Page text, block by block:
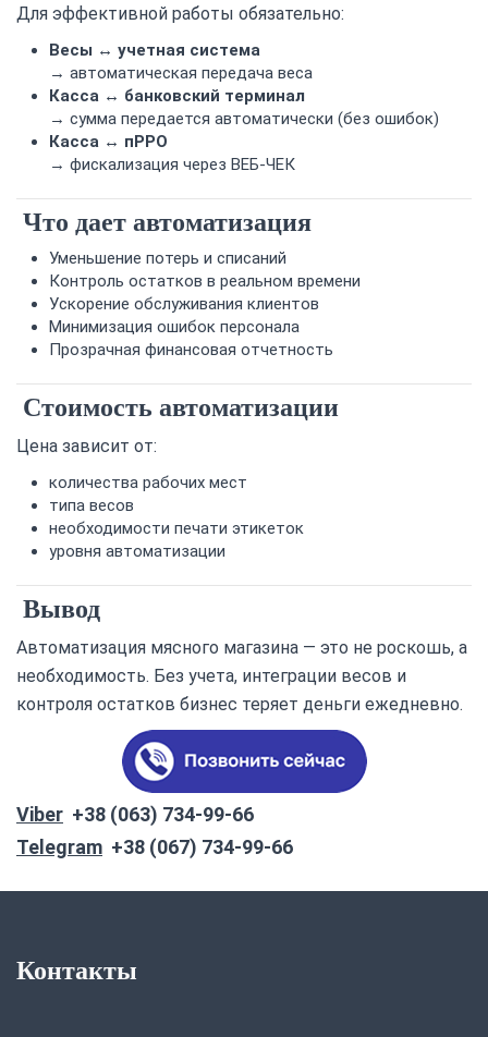
Для эффективной работы обязательно:
Весы ↔ учетная система
→ автоматическая передача веса
Касса ↔ банковский терминал
→ сумма передается автоматически (без ошибок)
Касса ↔ пРРО
→ фискализация через ВЕБ-ЧЕК
Что дает автоматизация
Уменьшение потерь и списаний
Контроль остатков в реальном времени
Ускорение обслуживания клиентов
Минимизация ошибок персонала
Прозрачная финансовая отчетность
Стоимость автоматизации
Цена зависит от:
количества рабочих мест
типа весов
необходимости печати этикеток
уровня автоматизации
Вывод
Автоматизация мясного магазина — это не роскошь, а
необходимость. Без учета, интеграции весов и
контроля остатков бизнес теряет деньги ежедневно.
Viber +38 (063) 734-99-66
Telegram +38 (067) 734-99-66
Контакты